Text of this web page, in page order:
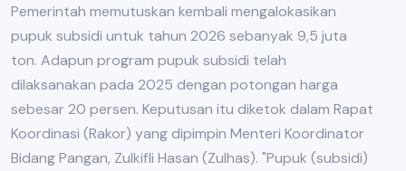
Pemerintah memutuskan kembali mengalokasikan
pupuk subsidi untuk tahun 2026 sebanyak 9,5 juta
ton. Adapun program pupuk subsidi telah
dilaksanakan pada 2025 dengan potongan harga
sebesar 20 persen. Keputusan itu diketok dalam Rapat
Koordinasi (Rakor) yang dipimpin Menteri Koordinator
Bidang Pangan, Zulkifli Hasan (Zulhas). "Pupuk (subsidi)